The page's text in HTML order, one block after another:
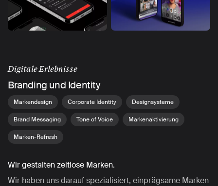
Digitale Erlebnisse
Branding und Identity
Markendesign Corporate Identity Designsysteme
Brand Messaging Tone of Voice Markenaktivierung
Marken-Refresh
Wir gestalten zeitlose Marken.
Wir haben uns darauf spezialisiert, einprägsame Marken